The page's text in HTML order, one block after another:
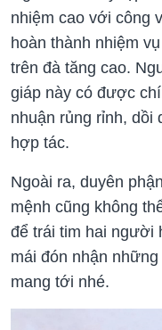
nhiệm cao với công
hoàn thành nhiệm
trên đà tăng cao.
giáp này có được
nhuận rủng rỉnh,
hợp tác.
Ngoài ra, duyên
mệnh cũng không
để trái tim hai người
mái đón nhận
mang tới nhé.